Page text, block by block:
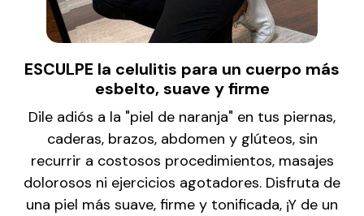
ESCULPE la celulitis para un cuerpo más
esbelto, suave y firme
Dile adiós a la "piel de naranja" en tus piernas,
caderas, brazos, abdomen y glúteos, sin
recurrir a costosos procedimientos, masajes
dolorosos ni ejercicios agotadores. Disfruta de
una piel más suave, firme y tonificada, ¡Y de un